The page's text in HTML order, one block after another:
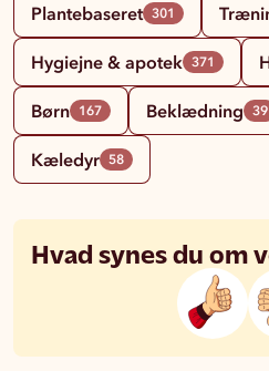
Plantebaseret 301
Hygiejne & apotek 371
Børn 167 Beklædning 39
Kæledyr 58
Hvad synes du om